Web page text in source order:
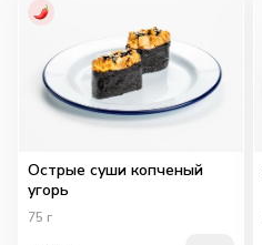
Острые суши копченый
угорь
75 г